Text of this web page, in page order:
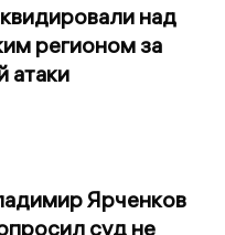
над
регионом за
атаки
Ярченков
суд не